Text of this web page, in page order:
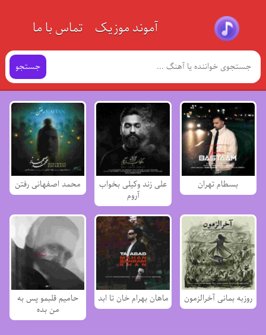
آموند موزیک تماس با ما
جستجو
بسطام تهران
علی زند وکیلی بخواب
آروم
محمد اصفهانی رفتن
روزبه بمانی آخرالزمون ماهان بهرام خان تا ابد
حامیم قلبمو پس به
من بده